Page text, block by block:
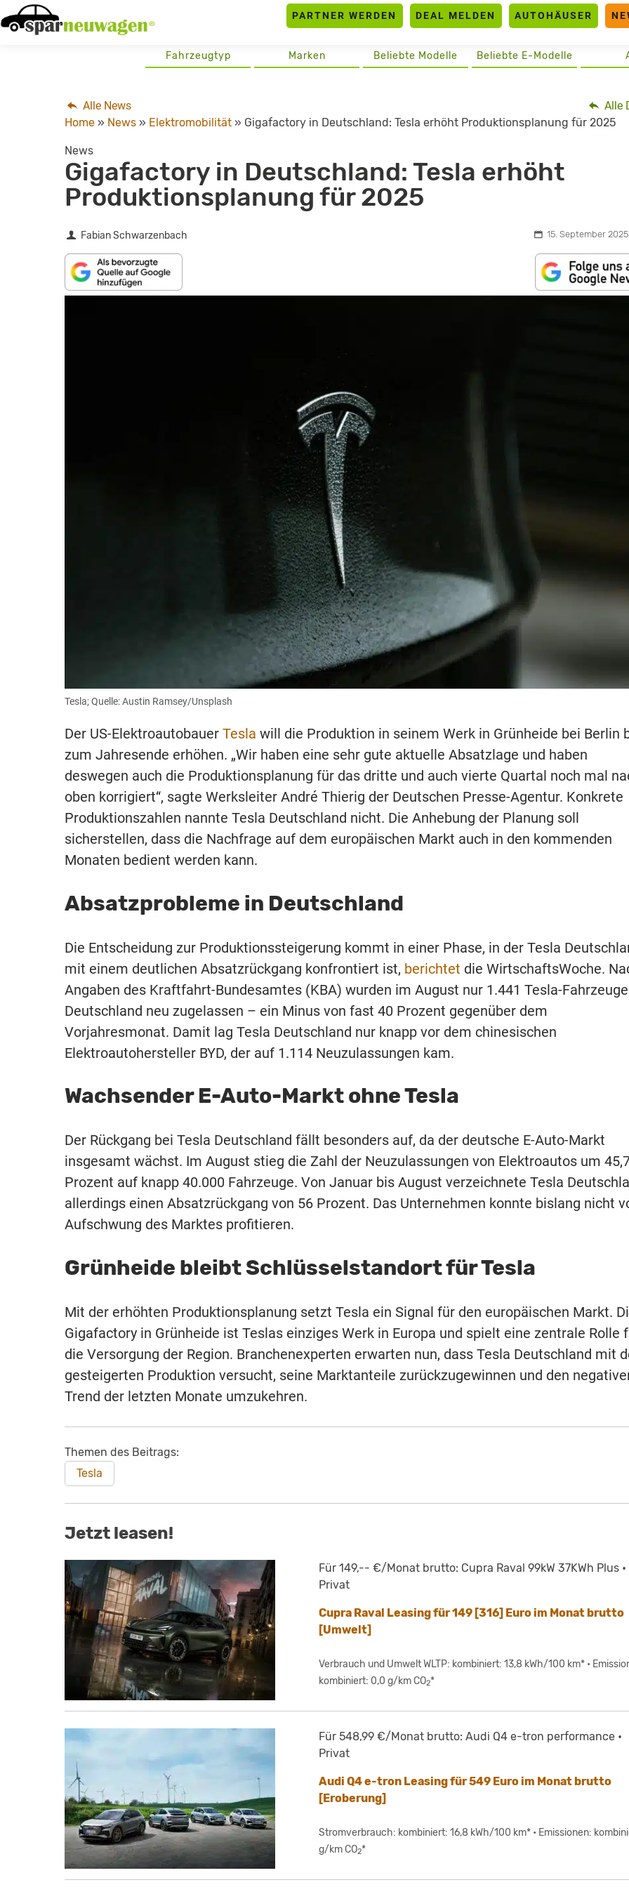
Skip
to
PARTNER WERDEN DEAL MELDEN AUTOHÄUSER
Beliebte E-Modelle
Beliebte Modelle
Marken
Fahrzeugtyp
Alle
Alle News
Home » News » Elektromobilität » Gigafactory in Deutschland: Tesla erhöht Produktionsplanung für 2025
News
Gigafactory in Deutschland: Tesla erhöht
Produktionsplanung für 2025
Fabian Schwarzenbach 15. September
Tesla; Quelle: Austin Ramsey/Unsplash
Der US-Elektroautobauer Tesla will die Produktion in seinem Werk in Grünheide bei Berlin
zum Jahresende erhöhen. „Wir haben eine sehr gute aktuelle Absatzlage und haben
deswegen auch die Produktionsplanung für das dritte und auch vierte Quartal noch mal
oben korrigiert“, sagte Werksleiter André Thierig der Deutschen Presse-Agentur. Konkrete
Produktionszahlen nannte Tesla Deutschland nicht. Die Anhebung der Planung soll
sicherstellen, dass die Nachfrage auf dem europäischen Markt auch in den kommenden
Monaten bedient werden kann.
Absatzprobleme in Deutschland
Die Entscheidung zur Produktionssteigerung kommt in einer Phase, in der Tesla
mit einem deutlichen Absatzrückgang konfrontiert ist, berichtet die WirtschaftsWoche.
Angaben des Kraftfahrt-Bundesamtes (KBA) wurden im August nur 1.441 Tesla-
Deutschland neu zugelassen – ein Minus von fast 40 Prozent gegenüber dem
Vorjahresmonat. Damit lag Tesla Deutschland nur knapp vor dem chinesischen
Elektroautohersteller BYD, der auf 1.114 Neuzulassungen kam.
Wachsender E-Auto-Markt ohne Tesla
Der Rückgang bei Tesla Deutschland fällt besonders auf, da der deutsche E-Auto-Markt
insgesamt wächst. Im August stieg die Zahl der Neuzulassungen von Elektroautos um
Prozent auf knapp 40.000 Fahrzeuge. Von Januar bis August verzeichnete Tesla
allerdings einen Absatzrückgang von 56 Prozent. Das Unternehmen konnte bislang nicht
Aufschwung des Marktes profitieren.
Grünheide bleibt Schlüsselstandort für Tesla
Mit der erhöhten Produktionsplanung setzt Tesla ein Signal für den europäischen Markt.
Gigafactory in Grünheide ist Teslas einziges Werk in Europa und spielt eine zentrale Rolle
die Versorgung der Region. Branchenexperten erwarten nun, dass Tesla Deutschland mit
gesteigerten Produktion versucht, seine Marktanteile zurückzugewinnen und den
Trend der letzten Monate umzukehren.
Themen des Beitrags:
Tesla
Jetzt leasen!
Für 149,-- €/Monat brutto: Cupra Raval 99kW 37KWh Plus •
Privat
Cupra Raval Leasing für 149 [316] Euro im Monat brutto
[Umwelt]
Verbrauch und Umwelt WLTP: kombiniert: 13,8 kWh/100 km* •
kombiniert: 0,0 g/km CO2*
Für 548,99 €/Monat brutto: Audi Q4 e-tron performance •
Privat
Audi Q4 e-tron Leasing für 549 Euro im Monat brutto
[Eroberung]
Stromverbrauch: kombiniert: 16,8 kWh/100 km* • Emissionen:
g/km CO2*